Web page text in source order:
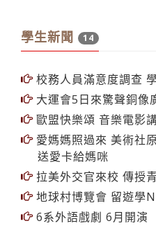
學生新聞 14
校務人員滿意度調查
大運會5日來驚聲銅像
歐盟快樂頌 音樂電影
愛媽媽照過來 美術社
送愛卡給媽咪
拉美外交官來校 傳授
地球村博覽會 留遊學
6系外語戲劇 6月開演